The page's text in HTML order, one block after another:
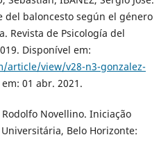
del baloncesto según el género
Revista de Psicología del
Disponível em:
view/v28-n3-gonzalez-
em: 01 abr. 2021.
Rodolfo Novellino. Iniciação
Belo Horizonte: